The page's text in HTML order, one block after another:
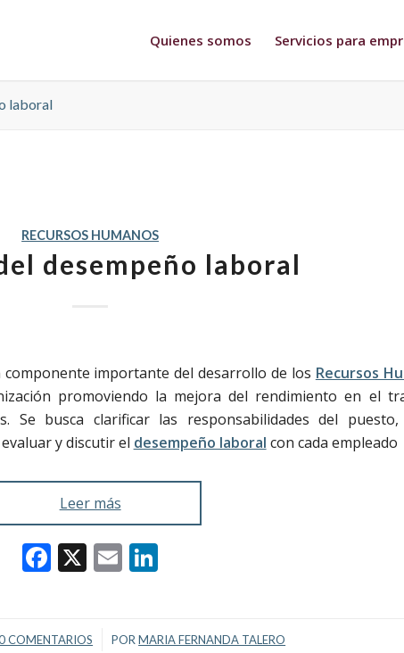
Quienes somos Servicios para
laboral
RECURSOS HUMANOS
desempeño laboral
importante del desarrollo de los Recursos
promoviendo la mejora del rendimiento en el
Se busca clarificar las responsabilidades del
y discutir el desempeño laboral con cada empleado
Leer más
Facebook
X Email
COMENTARIOS
/ PORMARIA FERNANDA TALERO